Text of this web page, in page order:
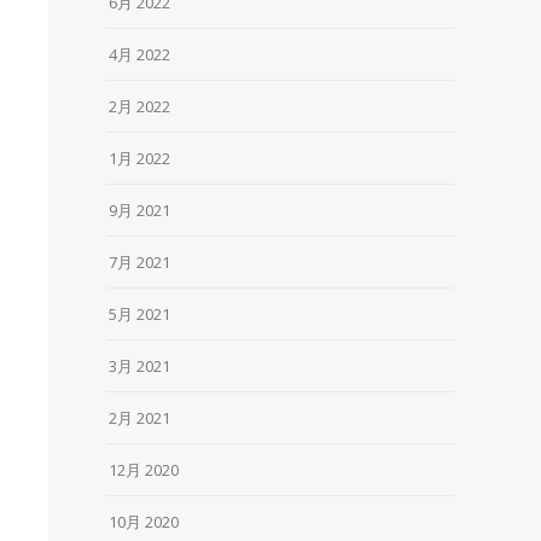
4月 2022
2月 2022
1月 2022
9月 2021
7月 2021
5月 2021
3月 2021
2月 2021
12月 2020
10月 2020